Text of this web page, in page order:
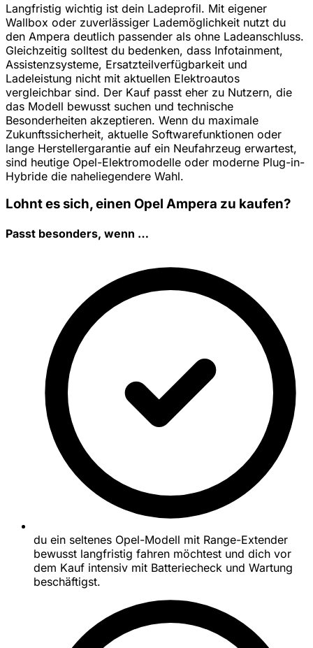
Langfristig wichtig ist dein Ladeprofil. Mit eigener
Wallbox oder zuverlässiger Lademöglichkeit nutzt du
den Ampera deutlich passender als ohne Ladeanschluss.
Gleichzeitig solltest du bedenken, dass Infotainment,
Assistenzsysteme, Ersatzteilverfügbarkeit und
Ladeleistung nicht mit aktuellen Elektroautos
vergleichbar sind. Der Kauf passt eher zu Nutzern, die
das Modell bewusst suchen und technische
Besonderheiten akzeptieren. Wenn du maximale
Zukunftssicherheit, aktuelle Softwarefunktionen oder
lange Herstellergarantie auf ein Neufahrzeug erwartest,
sind heutige Opel-Elektromodelle oder moderne Plug-in-
Hybride die naheliegendere Wahl.
Lohnt es sich, einen Opel Ampera zu kaufen?
Passt besonders, wenn …
du ein seltenes Opel-Modell mit Range-Extender
bewusst langfristig fahren möchtest und dich vor
dem Kauf intensiv mit Batteriecheck und Wartung
beschäftigst.